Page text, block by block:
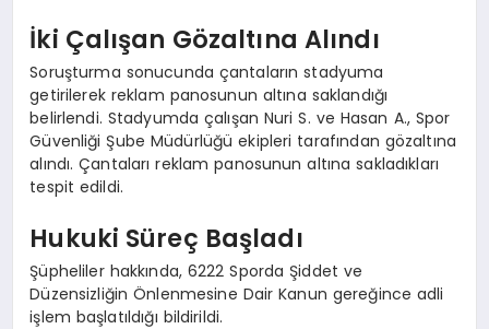
İki Çalışan Gözaltına Alındı
Soruşturma sonucunda çantaların stadyuma
getirilerek reklam panosunun altına saklandığı
belirlendi. Stadyumda çalışan Nuri S. ve Hasan A., Spor
Güvenliği Şube Müdürlüğü ekipleri tarafından gözaltına
alındı. Çantaları reklam panosunun altına sakladıkları
tespit edildi.
Hukuki Süreç Başladı
Şüpheliler hakkında, 6222 Sporda Şiddet ve
Düzensizliğin Önlenmesine Dair Kanun gereğince adli
işlem başlatıldığı bildirildi.